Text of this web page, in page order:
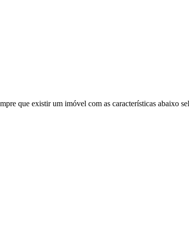
que existir um imóvel com as características abaixo